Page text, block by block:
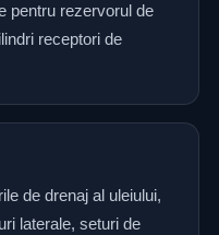
pentru rezervorul de
receptori de
de drenaj al uleiului,
laterale, seturi de